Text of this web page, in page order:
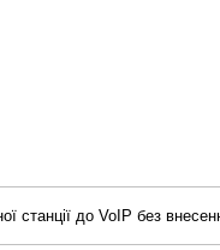
станції до VoIP без